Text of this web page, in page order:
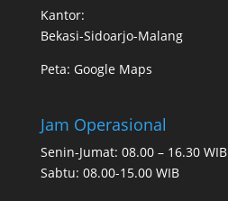
Kantor:
Bekasi-Sidoarjo-Malang
Peta: Google Maps
Jam Operasional
Senin-Jumat: 08.00 – 16.30 WIB
Sabtu: 08.00-15.00 WIB